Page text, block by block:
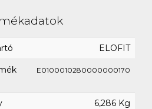
ELOFIT
E0100010280000000170
6,286 Kg